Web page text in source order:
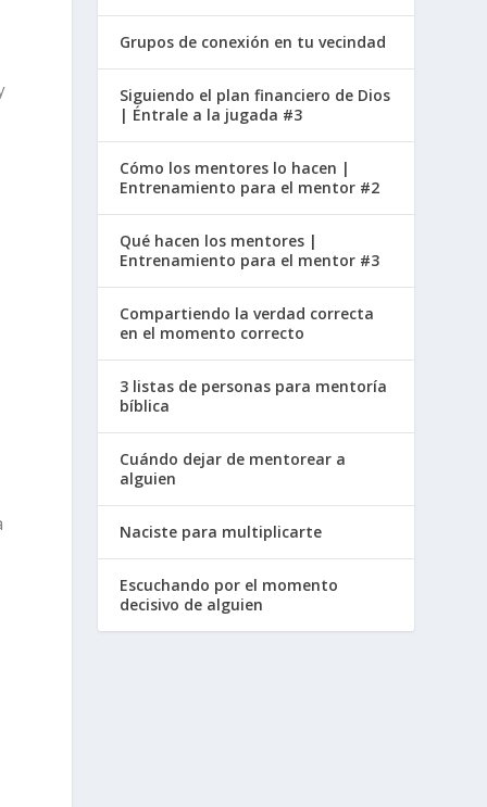
Grupos de conexión en tu vecindad
Siguiendo el plan financiero de Dios
| Éntrale a la jugada #3
Cómo los mentores lo hacen |
Entrenamiento para el mentor #2
Qué hacen los mentores |
Entrenamiento para el mentor #3
Compartiendo la verdad correcta
en el momento correcto
3 listas de personas para mentoría
bíblica
Cuándo dejar de mentorear a
alguien
Naciste para multiplicarte
Escuchando por el momento
decisivo de alguien